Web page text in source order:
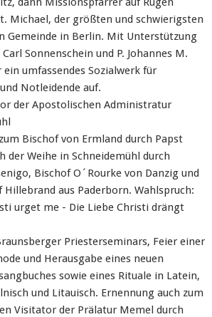
Michael, der größten und schwierigsten
Gemeinde in Berlin. Mit Unterstützung
Sonnenschein und P. Johannes M.
ein umfassendes Sozialwerk für
Notleidende auf.
der Apostolischen Administratur
Bischof von Ermland durch Papst
der Weihe in Schneidemühl durch
Bischof O´Rourke von Danzig und
Hillebrand aus Paderborn. Wahlspruch:
urget me - Die Liebe Christi drängt
Priesterseminars, Feier einer
und Herausgabe eines neuen
sowie eines Rituale in Latein,
und Litauisch. Ernennung auch zum
Visitator der Prälatur Memel durch